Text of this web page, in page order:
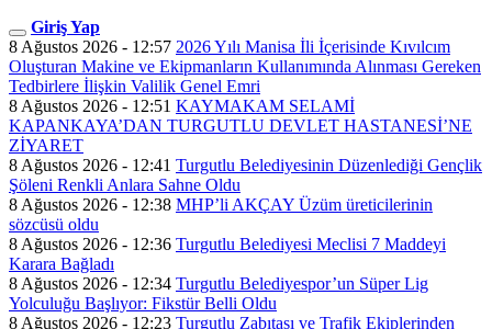
Giriş Yap
8 Ağustos 2026 - 12:57 2026 Yılı Manisa İli İçerisinde Kıvılcım
Oluşturan Makine ve Ekipmanların Kullanımında Alınması Gereken
Tedbirlere İlişkin Valilik Genel Emri
8 Ağustos 2026 - 12:51 KAYMAKAM SELAMİ
KAPANKAYA’DAN TURGUTLU DEVLET HASTANESİ’NE
ZİYARET
8 Ağustos 2026 - 12:41 Turgutlu Belediyesinin Düzenlediği Gençlik
Şöleni Renkli Anlara Sahne Oldu
8 Ağustos 2026 - 12:38 MHP’li AKÇAY Üzüm üreticilerinin
sözcüsü oldu
8 Ağustos 2026 - 12:36 Turgutlu Belediyesi Meclisi 7 Maddeyi
Karara Bağladı
8 Ağustos 2026 - 12:34 Turgutlu Belediyespor’un Süper Lig
Yolculuğu Başlıyor: Fikstür Belli Oldu
8 Ağustos 2026 - 12:23 Turgutlu Zabıtası ve Trafik Ekiplerinden